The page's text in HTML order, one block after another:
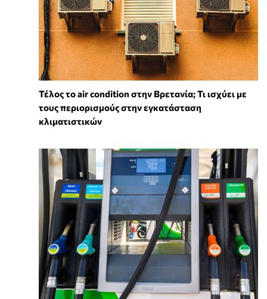
Τέλος το air condition στην Βρετανία; Τι ισχύει με
τους περιορισμούς στην εγκατάσταση
κλιματιστικών